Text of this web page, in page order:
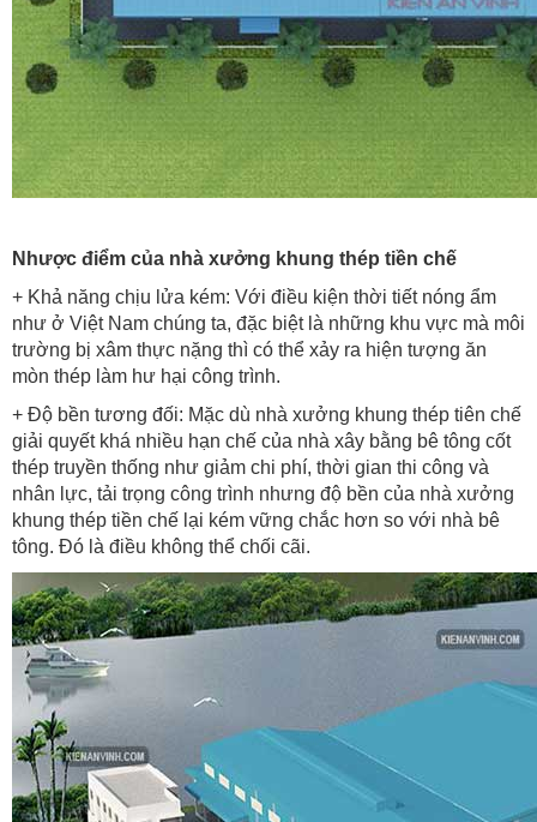
Nhược điểm của nhà xưởng khung thép tiền chế
+ Khả năng chịu lửa kém: Với điều kiện thời tiết nóng ẩm
như ở Việt Nam chúng ta, đặc biệt là những khu vực mà môi
trường bị xâm thực nặng thì có thể xảy ra hiện tượng ăn
mòn thép làm hư hại công trình.
+ Độ bền tương đối: Mặc dù nhà xưởng khung thép tiên chế
giải quyết khá nhiều hạn chế của nhà xây bằng bê tông cốt
thép truyền thống như giảm chi phí, thời gian thi công và
nhân lực, tải trọng công trình nhưng độ bền của nhà xưởng
khung thép tiền chế lại kém vững chắc hơn so với nhà bê
tông. Đó là điều không thể chối cãi.